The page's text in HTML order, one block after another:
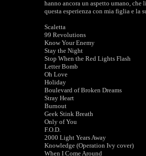
hanno ancora un aspetto umano,
questa esperienza con mia figlia e la
Scaletta
99 Revolutions
Know Your Enemy
Stay the Night
Stop When the Red Lights Flash
Letter Bomb
Oh Love
Holiday
Boulevard of Broken Dreams
Stray Heart
Burnout
Geek Stink Breath
Only of You
F.O.D.
2000 Light Years Away
Knowledge (Operation Ivy cover)
When I Come Around